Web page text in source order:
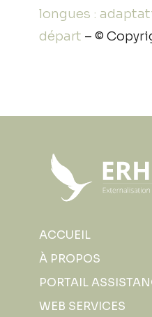
longues :
départ – ©
ACCUEIL
À PROPOS
PORTAIL
WEB SERVICES